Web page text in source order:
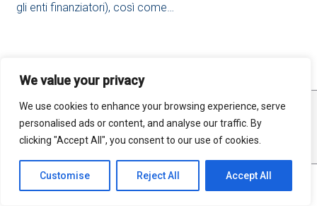
We value your privacy
We use cookies to enhance your browsing experience, serve
personalised ads or content, and analyse our traffic. By
clicking "Accept All", you consent to our use of cookies.
Customise Reject All Accept All
gli enti finanziatori), così come…
STATISTICHE MAPPA DEL SITO
RSS FEED
PRIVACY
©2025 Open Science Unimi. All material in this site is distributed under a
Creative Commons Attribution - Share Alike 4.0 International License